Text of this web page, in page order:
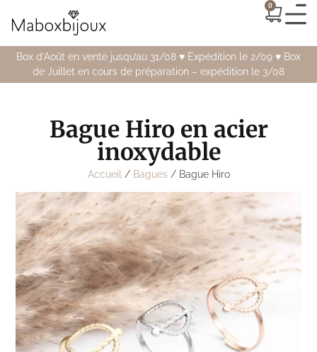
0
Box d’Août en vente jusqu’au 31/08 ♥️ Expédition le 2/09 ♥️ Box
de Juillet en cours de préparation – expédition le 3/08
Bague Hiro en acier
inoxydable
Accueil / Bagues / Bague Hiro